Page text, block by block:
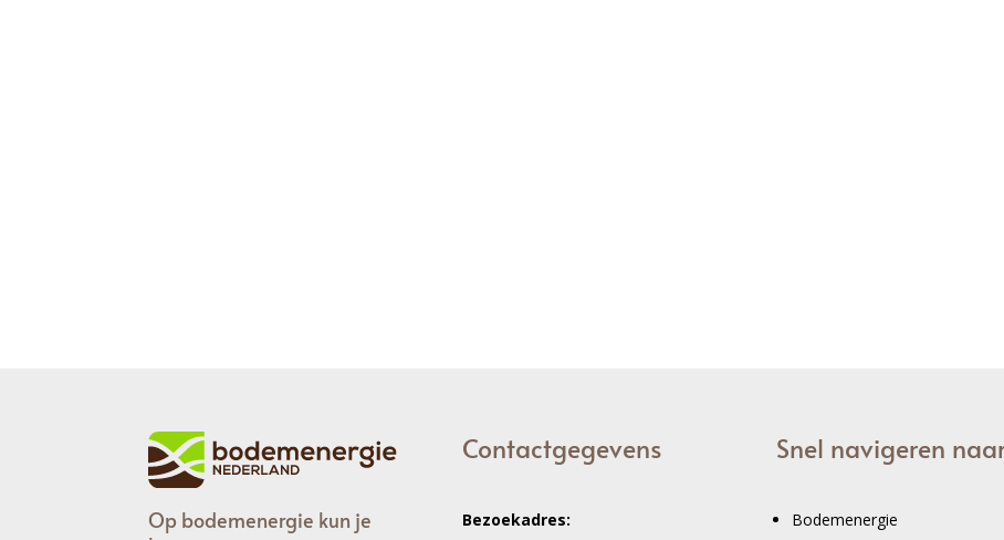
Op bodemenergie kun je
Contactgegevens
Bezoekadres:
Snel navigeren
Bodemenergie